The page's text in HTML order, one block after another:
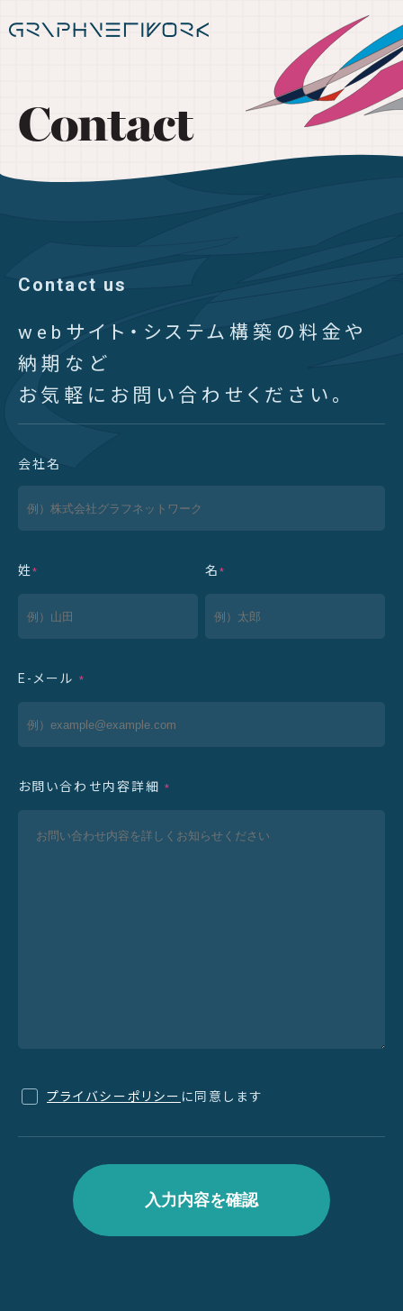
Contact
Contact us
webサイト・システム構築の料金や
納期など
お気軽にお問い合わせください。
会社名
姓* 名*
E-メール *
お問い合わせ内容詳細*
プライバシーポリシー に同意します
入力内容を確認